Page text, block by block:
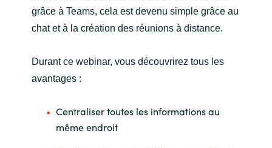
Middle East
Oman
grâce à Teams, cela est devenu simple grâce au
chat et à la création des réunions à distance.
Durant ce webinar, vous découvrirez tous les
avantages :
Centraliser toutes les informations au
même endroit